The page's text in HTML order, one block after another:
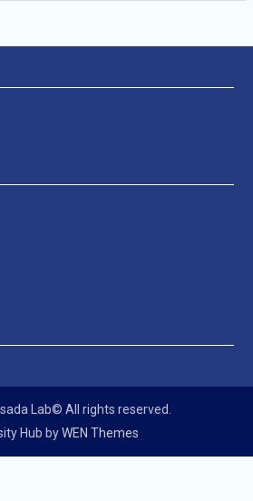
Lab© All rights reserved.
Hub byWEN Themes